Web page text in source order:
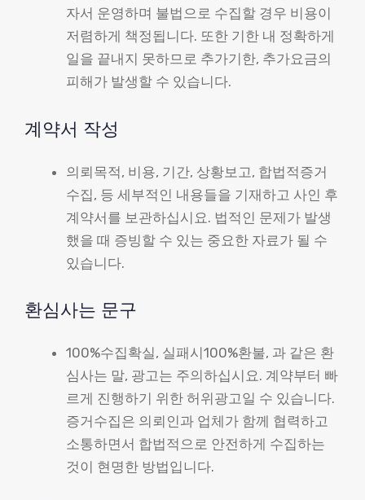
자서 운영하며 불법으로 수집할 경우 비용이
저렴하게 책정됩니다. 또한 기한 내 정확하게
일을 끝내지 못하므로 추가기한, 추가요금의
피해가 발생할 수 있습니다.
계약서 작성
의뢰목적, 비용, 기간, 상황보고, 합법적증거
수집, 등 세부적인 내용들을 기재하고 사인 후
계약서를 보관하십시요. 법적인 문제가 발생
했을 때 증빙할 수 있는 중요한 자료가 될 수
있습니다.
환심사는 문구
100%수집확실, 실패시100%환불, 과 같은 환
심사는 말, 광고는 주의하십시요. 계약부터 빠
르게 진행하기 위한 허위광고일 수 있습니다.
증거수집은 의뢰인과 업체가 함께 협력하고
소통하면서 합법적으로 안전하게 수집하는
것이 현명한 방법입니다.